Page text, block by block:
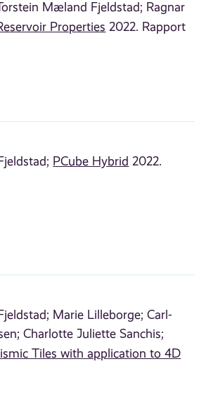
Mæland Fjeldstad; Ragnar
Properties 2022. Rapport
PCube Hybrid 2022.
Marie Lilleborge; Carl-
Charlotte Juliette Sanchis;
Tiles with application to 4D